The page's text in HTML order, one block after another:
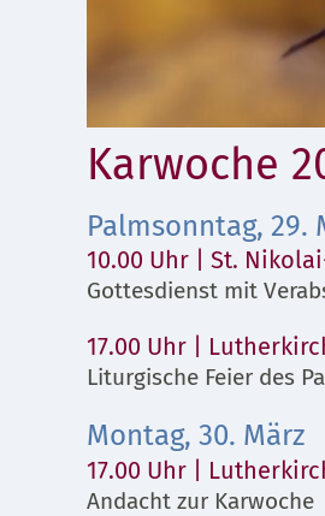
Karwoche
Palmsonntag, 29.
10.00 Uhr | St.
Gottesdienst mit
17.00 Uhr |
Liturgische Feier des
Montag, 30. März
17.00 Uhr |
Andacht zur Karwoche